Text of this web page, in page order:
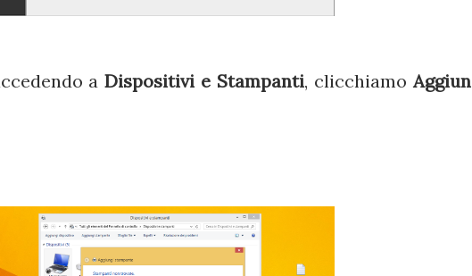
aDispositivi e Stampanti, clicchiamo